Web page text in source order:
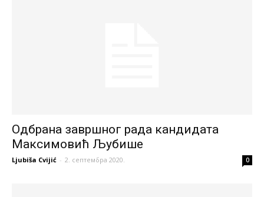
Одбрана завршног рада кандидата
Максимовић Љубише
Ljubiša Cvijić - 2. септембра 2020. 0